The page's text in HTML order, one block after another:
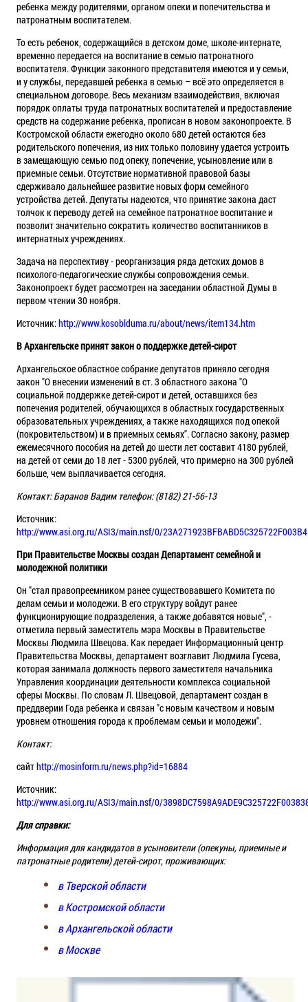
ребенка между родителями, органом опеки и попечительства и
патронатным воспитателем.
То есть ребенок, содержащийся в детском доме, школе-интернате,
временно передается на воспитание в семью патронатного
воспитателя. Функции законного представителя имеются и у семьи,
и у службы, передавшей ребенка в семью – всё это определяется в
специальном договоре. Весь механизм взаимодействия, включая
порядок оплаты труда патронатных воспитателей и предоставление
средств на содержание ребенка, прописан в новом законопроекте. В
Костромской области ежегодно около 680 детей остаются без
родительского попечения, из них только половину удается устроить
в замещающую семью под опеку, попечение, усыновление или в
приемные семьи. Отсутствие нормативной правовой базы
сдерживало дальнейшее развитие новых форм семейного
устройства детей. Депутаты надеются, что принятие закона даст
толчок к переводу детей на семейное патронатное воспитание и
позволит значительно сократить количество воспитанников в
интернатных учреждениях.
Задача на перспективу - реорганизация ряда детских домов в
психолого-педагогические службы сопровождения семьи.
Законопроект будет рассмотрен на заседании областной Думы в
первом чтении 30 ноября.
Источник:http://www.kosoblduma.ru/about/news/item134.htm
В Архангельске принят закон о поддержке детей-сирот
Архангельское областное собрание депутатов приняло сегодня
закон "О внесении изменений в ст. 3 областного закона "О
социальной поддержке детей-сирот и детей, оставшихся без
попечения родителей, обучающихся в областных государственных
образовательных учреждениях, а также находящихся под опекой
(покровительством) и в приемных семьях". Согласно закону, размер
ежемесячного пособия на детей до шести лет составит 4180 рублей,
на детей от семи до 18 лет - 5300 рублей, что примерно на 300 рублей
больше, чем выплачивается сегодня.
Контакт: Баранов Вадим телефон: (8182) 21-56-13
Источник:
http://www.asi.org.ru/ASI3/main.nsf/0/
При Правительстве Москвы создан Департамент семейной и
молодежной политики
Он "стал правопреемником ранее существовавшего Комитета по
делам семьи и молодежи. В его структуру войдут ранее
функционирующие подразделения, а также добавятся новые", -
отметила первый заместитель мэра Москвы в Правительстве
Москвы Людмила Швецова. Как передает Информационный центр
Правительства Москвы, департамент возглавит Людмила Гусева,
которая занимала должность первого заместителя начальника
Управления координации деятельности комплекса социальной
сферы Москвы. По словам Л. Швецовой, департамент создан в
преддверии Года ребенка и связан "с новым качеством и новым
уровнем отношения города к проблемам семьи и молодежи".
Контакт:
сайтhttp://mosinform.ru/news.php?id=16884
Источник:
http://www.asi.org.ru/ASI3/main.nsf/0/
Для справки:
Информация для кандидатов в усыновители (опекуны, приемные и
патронатные родители) детей-сирот, проживающих:
в Тверской области
в Костромской области
в Архангельской области
в Москве